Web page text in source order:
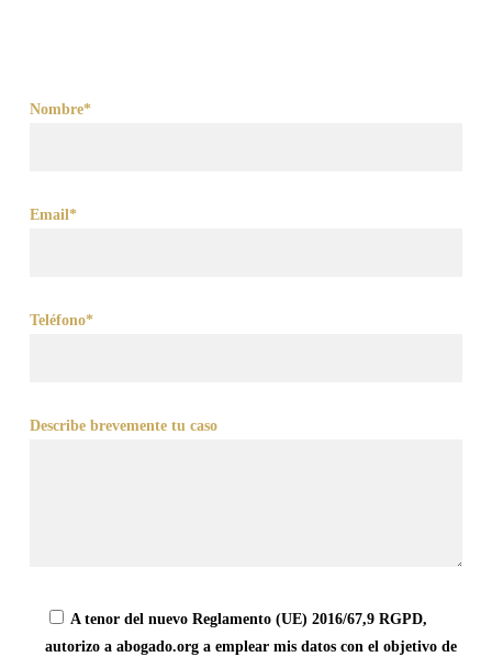
Nombre*
Email*
Teléfono*
Describe brevemente tu caso
A tenor del nuevo Reglamento (UE) 2016/67,9 RGPD,
autorizo a abogado.org a emplear mis datos con el objetivo de